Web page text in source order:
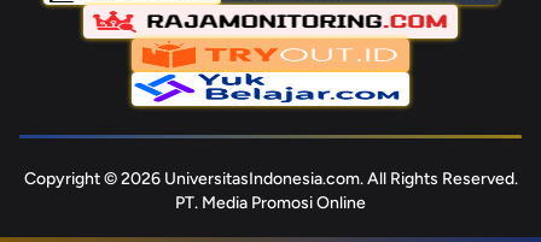
Copyright © 2026 UniversitasIndonesia.com. All Rights Reserved.
PT. Media Promosi Online